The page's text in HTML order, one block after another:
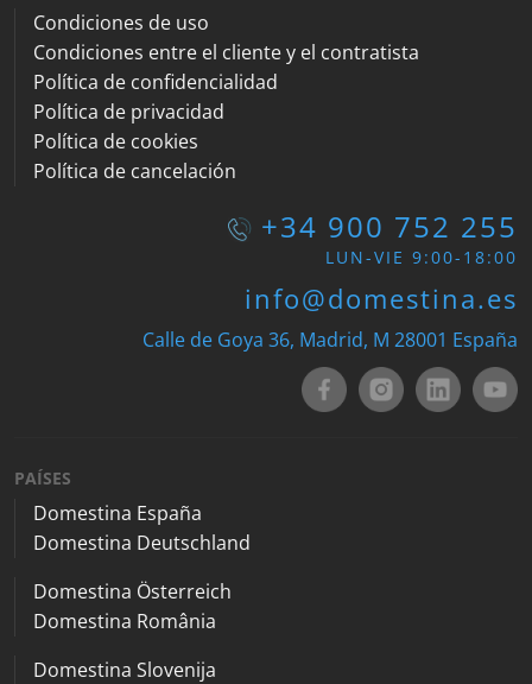
Condiciones de uso
Condiciones entre el cliente y el contratista
Política de confidencialidad
Política de privacidad
Política de cookies
Política de cancelación
+34 900 752 255
LUN-VIE 9:00-18:00
info@domestina.es
Calle de Goya 36, Madrid, M 28001 España
PAÍSES
Domestina España
Domestina Deutschland
Domestina Österreich
Domestina România
Domestina Slovenija